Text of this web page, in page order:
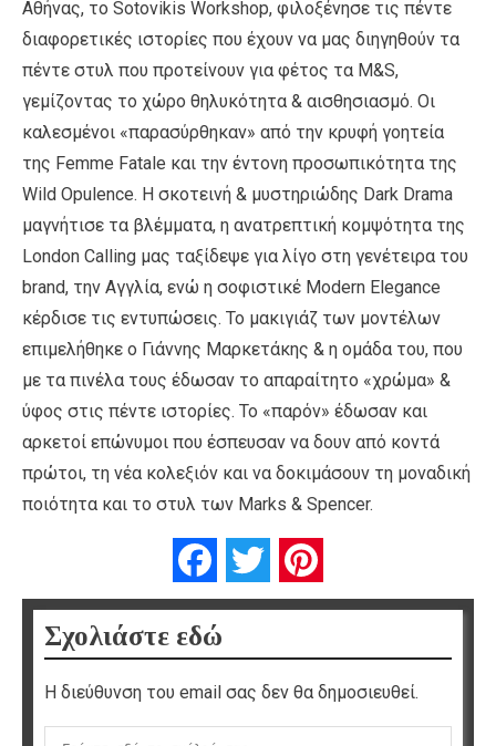
Αθήνας, το Sotovikis Workshop, φιλοξένησε τις πέντε
διαφορετικές ιστορίες που έχουν να μας διηγηθούν τα
πέντε στυλ που προτείνουν για φέτος τα M&S,
γεμίζοντας το χώρο θηλυκότητα & αισθησιασμό. Οι
καλεσμένοι «παρασύρθηκαν» από την κρυφή γοητεία
της Femme Fatale και την έντονη προσωπικότητα της
Wild Opulence. Η σκοτεινή & μυστηριώδης Dark Drama
μαγνήτισε τα βλέμματα, η ανατρεπτική κομψότητα της
London Calling μας ταξίδεψε για λίγο στη γενέτειρα του
brand, την Αγγλία, ενώ η σοφιστικέ Modern Elegance
κέρδισε τις εντυπώσεις. Το μακιγιάζ των μοντέλων
επιμελήθηκε ο Γιάννης Μαρκετάκης & η ομάδα του, που
με τα πινέλα τους έδωσαν το απαραίτητο «χρώμα» &
ύφος στις πέντε ιστορίες. Το «παρόν» έδωσαν και
αρκετοί επώνυμοι που έσπευσαν να δουν από κοντά
πρώτοι, τη νέα κολεξιόν και να δοκιμάσουν τη μοναδική
ποιότητα και το στυλ των Marks & Spencer.
FacebookTwitter
Σχολιάστε εδώ
Η διεύθυνση του email σας δεν θα δημοσιευθεί.